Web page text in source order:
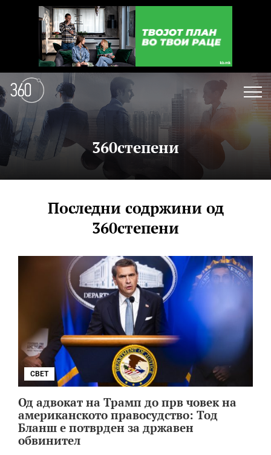
360степени
Последни содржини од
360степени
СВЕТ
Од адвокат на Трамп до прв човек на
американското правосудство: Тод
Бланш е потврден за државен
обвинител